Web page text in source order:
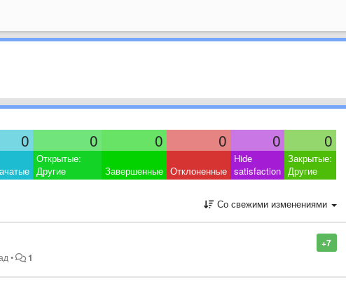
0 0 0 0 0 0
Открытые:
Другие
Завершенные Отклоненные
Hide
satisfaction
Закрытые:
Другие
Со свежими изменениями
+7
• 1